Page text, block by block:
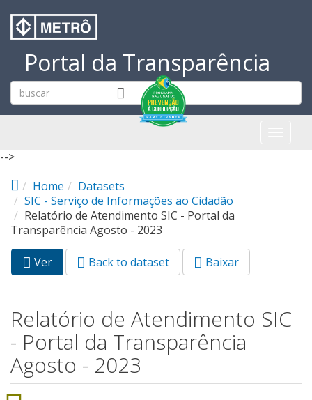
Portal da Transparência
-->
Home
Datasets
SIC - Serviço de Informações ao Cidadão
Relatório de Atendimento SIC - Portal da
Transparência Agosto - 2023
Abas primárias
Ver
ativa)
Back to dataset Baixar
Relatório de Atendimento SIC
- Portal da Transparência
Agosto - 2023